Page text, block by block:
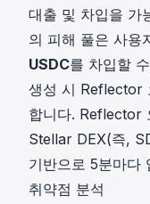
대출 및 차입을 가
의 피해 풀은 사용
USDC를 차입할
생성 시 Reflector
합니다. Reflector
Stellar DEX(즉,
기반으로 5분마다
취약점 분석